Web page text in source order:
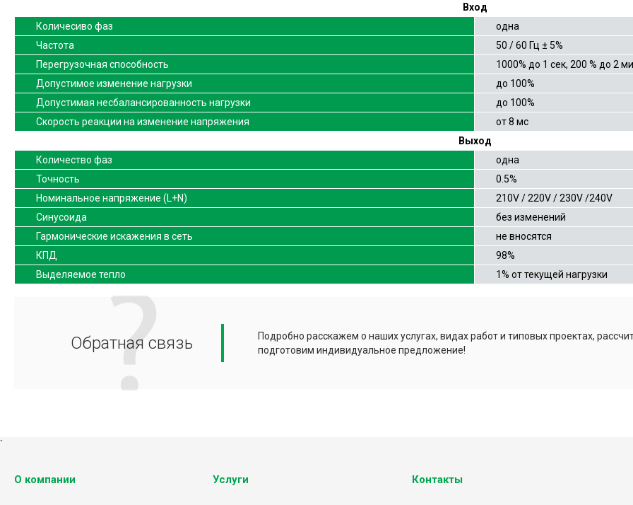
Вход
Количесиво фаз
одна
Частота
50 / 60 Гц ± 5%
Перегрузочная способность
1000% до 1 сек, 200 % до 2
Допустимое изменение нагрузки
до 100%
Допустимая несбалансированность нагрузки
до 100%
Скорость реакции на изменение напряжения
от 8 мс
Выход
Количество фаз
одна
Точность
0.5%
Номинальное напряжение (L+N)
210V / 220V / 230V /240V
Синусоида
без изменений
Гармонические искажения в сеть
не вносятся
КПД
98%
Выделяемое тепло
1% от текущей нагрузки
Обратная связь
Подробно расскажем о наших услугах, видах работ и типовых проектах,
подготовим индивидуальное предложение!
`
О компании Услуги Контакты